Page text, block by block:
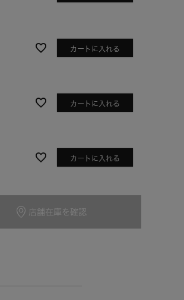
カートに入れる
カートに入れる
カートに入れる
カートに入れる
店舗在庫を確認